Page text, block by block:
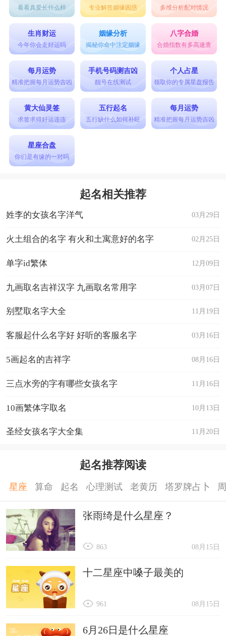
看看真爱长什么样 专业解答姻缘困惑 多维分析配对情况
生肖财运
今年你会走好运吗
姻缘分析
揭秘你命中注定姻缘
八字合婚
合婚指数有多高速查
每月运势
精准把握每月运势吉凶
手机号码测吉凶
靓号在线测试
个人占星
领取你的专属星盘报告
黄大仙灵签
求签求得好运连连
五行起名
五行缺什么如何补旺
每月运势
精准把握每月运势吉凶
星座合盘
你们是有缘的一对吗
起名相关推荐
03月29日
姓李的女孩名字洋气
02月25日
火土组合的名字 有火和土寓意好的名字
12月09日
单字id繁体
03月07日
九画取名吉祥汉字 九画取名常用字
11月19日
别墅取名字大全
03月16日
客服起什么名字好 好听的客服名字
08月16日
5画起名的吉祥字
11月16日
三点水旁的字有哪些女孩名字
10月13日
10画繁体字取名
11月20日
圣经女孩名字大全集
起名推荐阅读
星座 算命 起名 心理测试 老黄历 塔罗牌占卜
张雨绮是什么星座？
08月15日
863
十二星座中嗓子最美的
08月15日
961
6月26日是什么星座